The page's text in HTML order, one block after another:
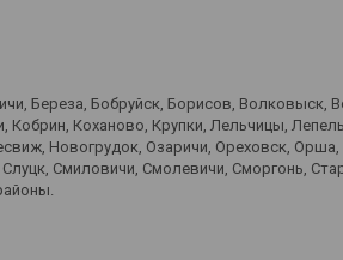
Береза, Бобруйск, Борисов, Волковыск,
Коханово, Крупки, Лельчицы,
Новогрудок, Озаричи, Ореховск, Орша,
Смиловичи, Смолевичи, Сморгонь,